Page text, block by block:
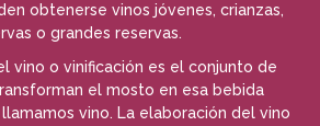
obtenerse vinos jóvenes, crianzas,
o grandes reservas.
vino o vinificación es el conjunto de
el mosto en esa bebida
vino. La elaboración del vino